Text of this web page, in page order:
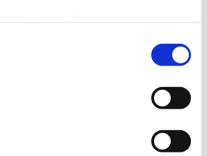
noggrannhet på upp till flera meter
hur dina personliga uppgifter
tillbaka ditt samtycke när som